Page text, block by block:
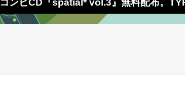
ンピCD『spatial* vol.3』無料配布。